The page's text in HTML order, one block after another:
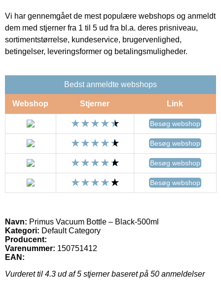
Vi har gennemgået de mest populære webshops og anmeldt
dem med stjerner fra 1 til 5 ud fra bl.a. deres prisniveau,
sortimentstørrelse, kundeservice, brugervenlighed,
betingelser, leveringsformer og betalingsmuligheder.
Bedst anmeldte webshops
Webshop Stjerner Link
Besøg webshop
Besøg webshop
Besøg webshop
Besøg webshop
Navn: Primus Vacuum Bottle – Black-500ml
Kategori: Default Category
Producent:
Varenummer: 150751412
EAN:
Vurderet til 4.3 ud af 5 stjerner baseret på 50 anmeldelser